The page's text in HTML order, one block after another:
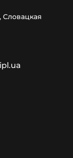
Словацкая